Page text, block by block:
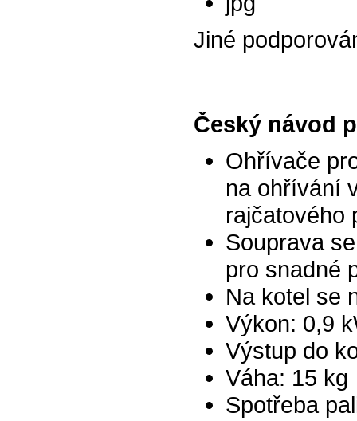
Jiné
Český návod
Ohřívače
na ohřívání
rajčatového
Souprava
pro snadné
Na kotel se
Výkon: 0,9
Výstup do
Váha: 15 kg
Spotřeba